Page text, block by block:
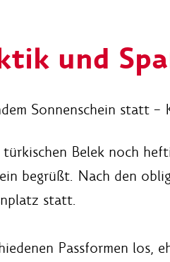
und
Sonnenschein statt
Belek noch
begrüßt. Nach den
statt.
Passformen los,